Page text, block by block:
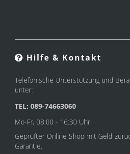
Hilfe & Kontakt
Telefonische Unterstützung und
unter:
TEL: 089-74663060
Mo-Fr, 08:00 - 16:30 Uhr
Geprüfter Online Shop mit Geld-
Garantie.